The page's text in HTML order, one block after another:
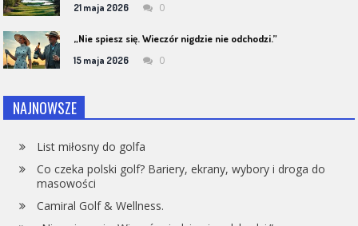
21 maja 2026 0
„Nie spiesz się. Wieczór nigdzie nie odchodzi.”
15 maja 2026 0
NAJNOWSZE
List miłosny do golfa
Co czeka polski golf? Bariery, ekrany, wybory i droga do
masowości
Camiral Golf & Wellness.